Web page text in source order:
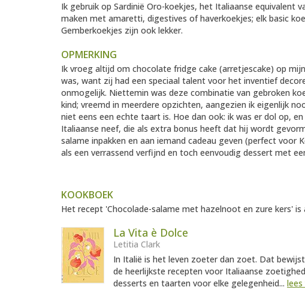
Ik gebruik op Sardinië Oro-koekjes, het Italiaanse equivalent
maken met amaretti, digestives of haverkoekjes; elk basic
Gemberkoekjes zijn ook lekker.
OPMERKING
Ik vroeg altijd om chocolate fridge cake (arretjescake) op
was, want zij had een speciaal talent voor het inventief
onmogelijk. Niettemin was deze combinatie van gebroken
kind; vreemd in meerdere opzichten, aangezien ik eigenlijk
niet eens een echte taart is. Hoe dan ook: ik was er dol op,
Italiaanse neef, die als extra bonus heeft dat hij wordt
salame inpakken en aan iemand cadeau geven (perfect voor
als een verrassend verfijnd en toch eenvoudig dessert met
KOOKBOEK
Het recept 'Chocolade-salame met hazelnoot en zure kers'
La Vita è Dolce
Letitia Clark
In Italië is het leven zoeter dan zoet. Dat
de heerlijkste recepten voor Italiaanse
desserts en taarten voor elke gelegenheid... lees